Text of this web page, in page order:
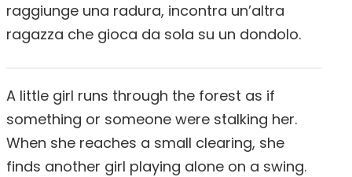
raggiunge una radura, incontra un’altra
ragazza che gioca da sola su un dondolo.
A little girl runs through the forest as if
something or someone were stalking her.
When she reaches a small clearing, she
finds another girl playing alone on a swing.